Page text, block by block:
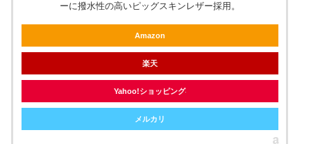
ーに撥水性の高いピッグスキンレザー採用。
Amazon
楽天
Yahoo!ショッピング
メルカリ